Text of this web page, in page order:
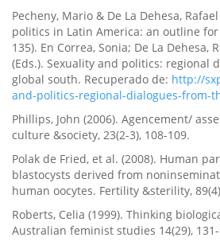
Pecheny, Mario & De La Dehesa,
politics in Latin America: an outline
135). En Correa, Sonia; De La Dehesa,
(Eds.). Sexuality and politics: regional
global south. Recuperado de: http://
and-politics-regional-dialogues-from-
Phillips, John (2006). Agencement/
culture &society, 23(2-3), 108-109.
Polak de Fried, et al. (2008). Human
blastocysts derived from
human oocytes. Fertility &sterility,
Roberts, Celia (1999). Thinking
Australian feminist studies 14(29),